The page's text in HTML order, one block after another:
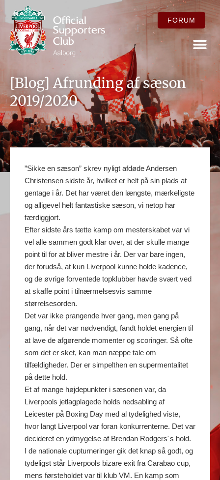
FORUM
[Blog] Afrunding af sæson
2019/2020
”Sikke en sæson” skrev nyligt afdøde Andersen
Christensen sidste år, hvilket er helt på sin plads at
gentage i år. Det har været den længste, mærkeligste
og alligevel helt fantastiske sæson, vi netop har
færdiggjort.
Efter sidste års tætte kamp om mesterskabet var vi
vel alle sammen godt klar over, at der skulle mange
point til for at bliver mestre i år. Der var bare ingen,
der forudså, at kun Liverpool kunne holde kadence,
og de øvrige forventede topklubber havde svært ved
at skaffe point i tilnærmelsesvis samme
størrelsesorden.
Det var ikke prangende hver gang, men gang på
gang, når det var nødvendigt, fandt holdet energien til
at lave de afgørende momenter og scoringer. Så ofte
som det er sket, kan man næppe tale om
tilfældigheder. Der er simpelthen en supermentalitet
på dette hold.
Et af mange højdepunkter i sæsonen var, da
Liverpools jetlagplagede holds nedsabling af
Leicester på Boxing Day med al tydelighed viste,
hvor langt Liverpool var foran konkurrenterne. Det var
decideret en ydmygelse af Brendan Rodgers´s hold.
I de nationale cupturneringer gik det knap så godt, og
tydeligst står Liverpools bizare exit fra Carabao cup,
mens førsteholdet var til klub VM. En kamp som